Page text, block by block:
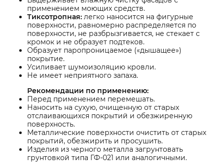
применением моющих средств.
Тиксотропная: легко наносится на фигурные
поверхности, равномерно распределяется по
поверхности, не разбрызгивается, не стекает с
кромок и не образует подтеков.
Образует паропроницаемое («дышащее»)
покрытие.
Усиливает шумоизоляцию кровли.
Не имеет неприятного запаха.
Рекомендации по применению:
Перед применением перемешать.
Наносить на сухую, очищенную от старых
отслаивающихся покрытий и обезжиренную
поверхность.
Металлические поверхности очистить от старых
покрытий, обезжирить и просушить.
Изделия из черного металла загрунтовать
грунтовкой типа ГФ-021 или аналогичными.